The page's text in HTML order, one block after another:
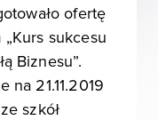
ofertę
sukcesu
Biznesu”.
na 21.11.2019
szkół